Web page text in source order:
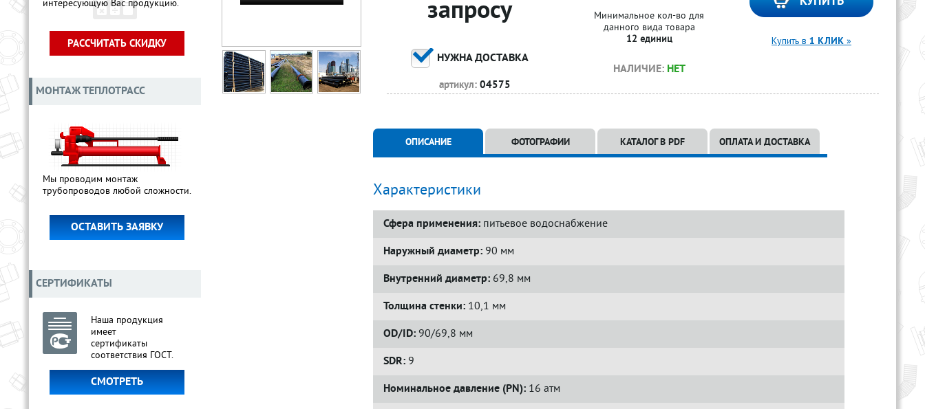
запросу
НУЖНА ДОСТАВКА
артикул: 04575
Минимальное кол-во для
данного вида товара
12 единиц
НАЛИЧИЕ: НЕТ
Купить в 1 КЛИК »
ОПИСАНИЕ ФОТОГРАФИИ КАТАЛОГ В PDF ОПЛАТА И ДОСТАВКА
Характеристики
Сфера применения: питьевое водоснабжение
Наружный диаметр: 90 мм
Внутренний диаметр: 69,8 мм
Толщина стенки: 10,1 мм
OD/ID: 90/69,8 мм
SDR: 9
Номинальное давление (PN): 16 атм
интересующую Вас продукцию.
РАССЧИТАТЬ СКИДКУ
МОНТАЖ ТЕПЛОТРАСС
Мы проводим монтаж
трубопроводов любой сложности.
ОСТАВИТЬ ЗАЯВКУ
СЕРТИФИКАТЫ
Наша продукция
имеет
сертификаты
соответствия ГОСТ.
СМОТРЕТЬ